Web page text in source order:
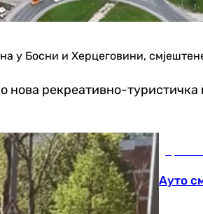
у Босни и Херцеговини,
нова рекреативно-туристичка
Ауто